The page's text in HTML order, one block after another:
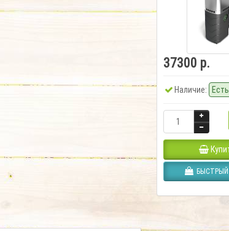
37300 р.
Наличие: